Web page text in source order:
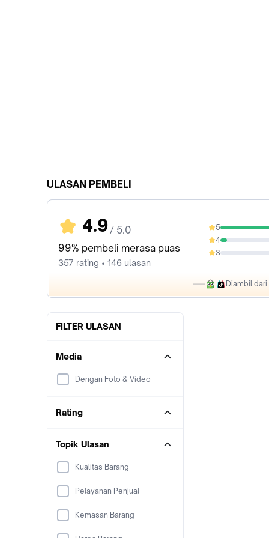
ULASAN PEMBELI
4.9 / 5.0
99% pembeli merasa puas
357 rating • 146 ulasan
5
93.84%
4
5.88%
3
0%
Diambil
FILTER ULASAN
Media
Dengan Foto & Video
Rating
Topik Ulasan
Kualitas Barang
Pelayanan Penjual
Kemasan Barang